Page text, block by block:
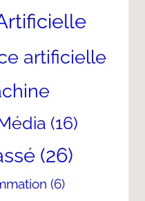
artificielle
(16)
(26)
(6)